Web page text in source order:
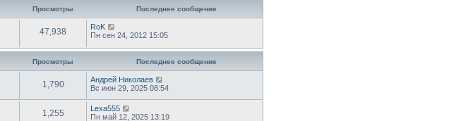
Просмотры Последнее сообщение
47,938
RoK
Пн сен 24, 2012 15:05
Просмотры Последнее сообщение
1,790
Андрей Николаев
Вс июн 29, 2025 08:54
1,255
Lexa555
Пн май 12, 2025 13:19